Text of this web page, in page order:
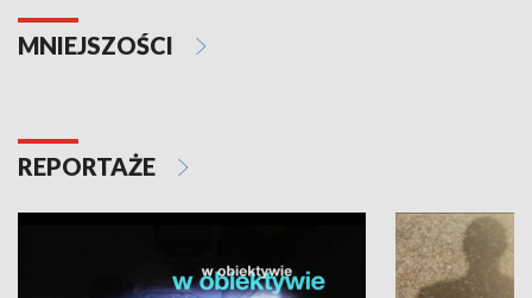
MNIEJSZOŚCI
REPORTAŻE